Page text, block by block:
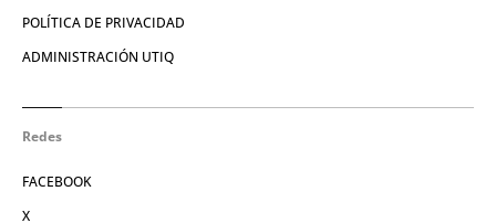
POLÍTICA DE PRIVACIDAD
ADMINISTRACIÓN UTIQ
Redes
FACEBOOK
X